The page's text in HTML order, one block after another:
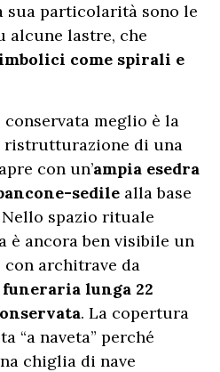
sua particolarità sono le
alcune lastre, che
come spirali e
meglio è la
ristrutturazione di una
con un’ampia esedra
sedile alla base
spazio rituale
è ancora ben visibile un
architrave da
funeraria lunga 22
. La copertura
“a naveta” perché
chiglia di nave